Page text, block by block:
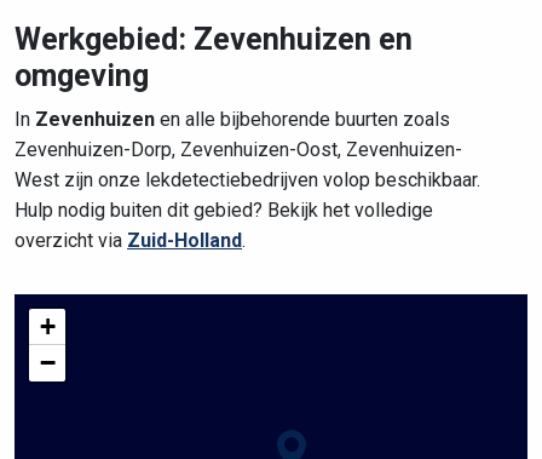
Werkgebied: Zevenhuizen en
omgeving
In Zevenhuizen en alle bijbehorende buurten zoals
Zevenhuizen-Dorp, Zevenhuizen-Oost, Zevenhuizen-
West zijn onze lekdetectiebedrijven volop beschikbaar.
Hulp nodig buiten dit gebied? Bekijk het volledige
overzicht via Zuid-Holland.
+
−